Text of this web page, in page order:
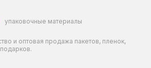
упаковочные материалы
и оптовая продажа пакетов, пленок,